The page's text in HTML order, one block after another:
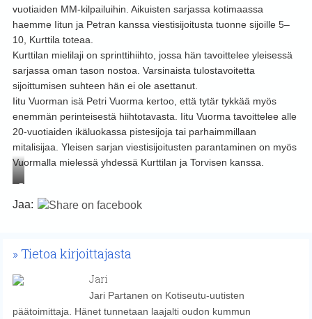
vuotiaiden MM-kilpailuihin. Aikuisten sarjassa kotimaassa
haemme Iitun ja Petran kanssa viestisijoitusta tuonne sijoille 5–
10, Kurttila toteaa.
Kurttilan mielilaji on sprinttihiihto, jossa hän tavoittelee yleisessä
sarjassa oman tason nostoa. Varsinaista tulostavoitetta
sijoittumisen suhteen hän ei ole asettanut.
Iitu Vuorman isä Petri Vuorma kertoo, että tytär tykkää myös
enemmän perinteisestä hiihtotavasta. Iitu Vuorma tavoittelee alle
20-vuotiaiden ikäluokassa pistesijoja tai parhaimmillaan
mitalisijaa. Yleisen sarjan viestisijoitusten parantaminen on myös
Vuormalla mielessä yhdessä Kurttilan ja Torvisen kanssa.
Petri
Vuorma
Kurttila
kehitystä
tason
Jaa:
Tietoa kirjoittajasta
Jari
Jari Partanen on Kotiseutu-uutisten
päätoimittaja. Hänet tunnetaan laajalti oudon kummun